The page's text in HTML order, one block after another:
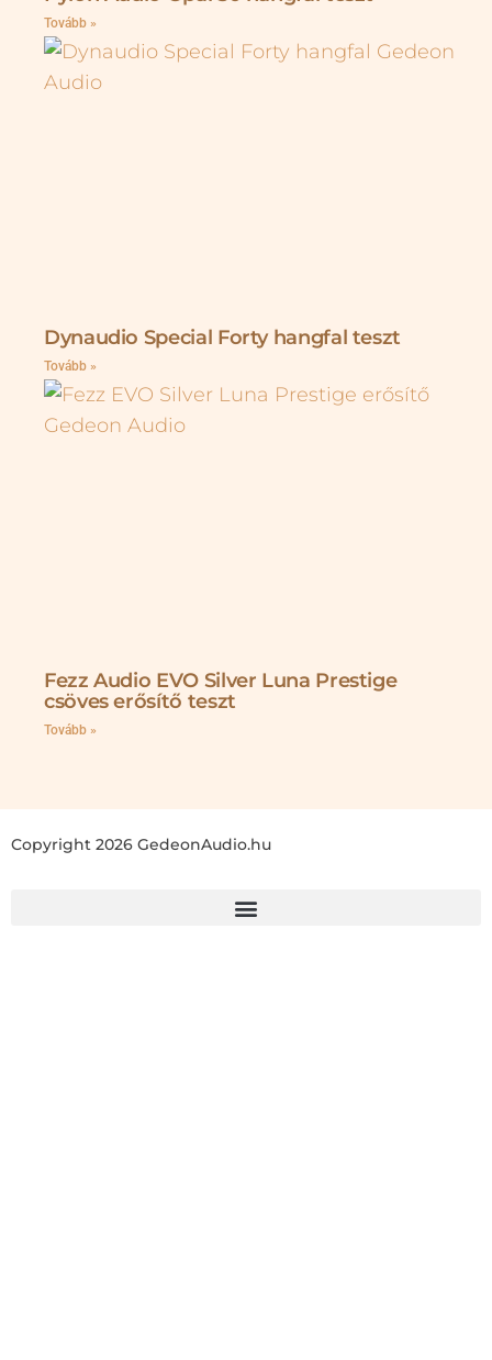
Tovább »
Dynaudio Special Forty hangfal teszt
Tovább »
Fezz Audio EVO Silver Luna Prestige
csöves erősítő teszt
Tovább »
Copyright 2026 GedeonAudio.hu